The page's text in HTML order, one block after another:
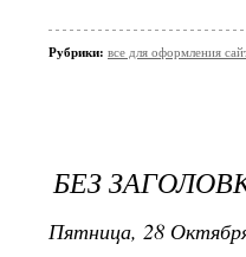
Рубрики: все для оформления
БЕЗ
Пятница, 28